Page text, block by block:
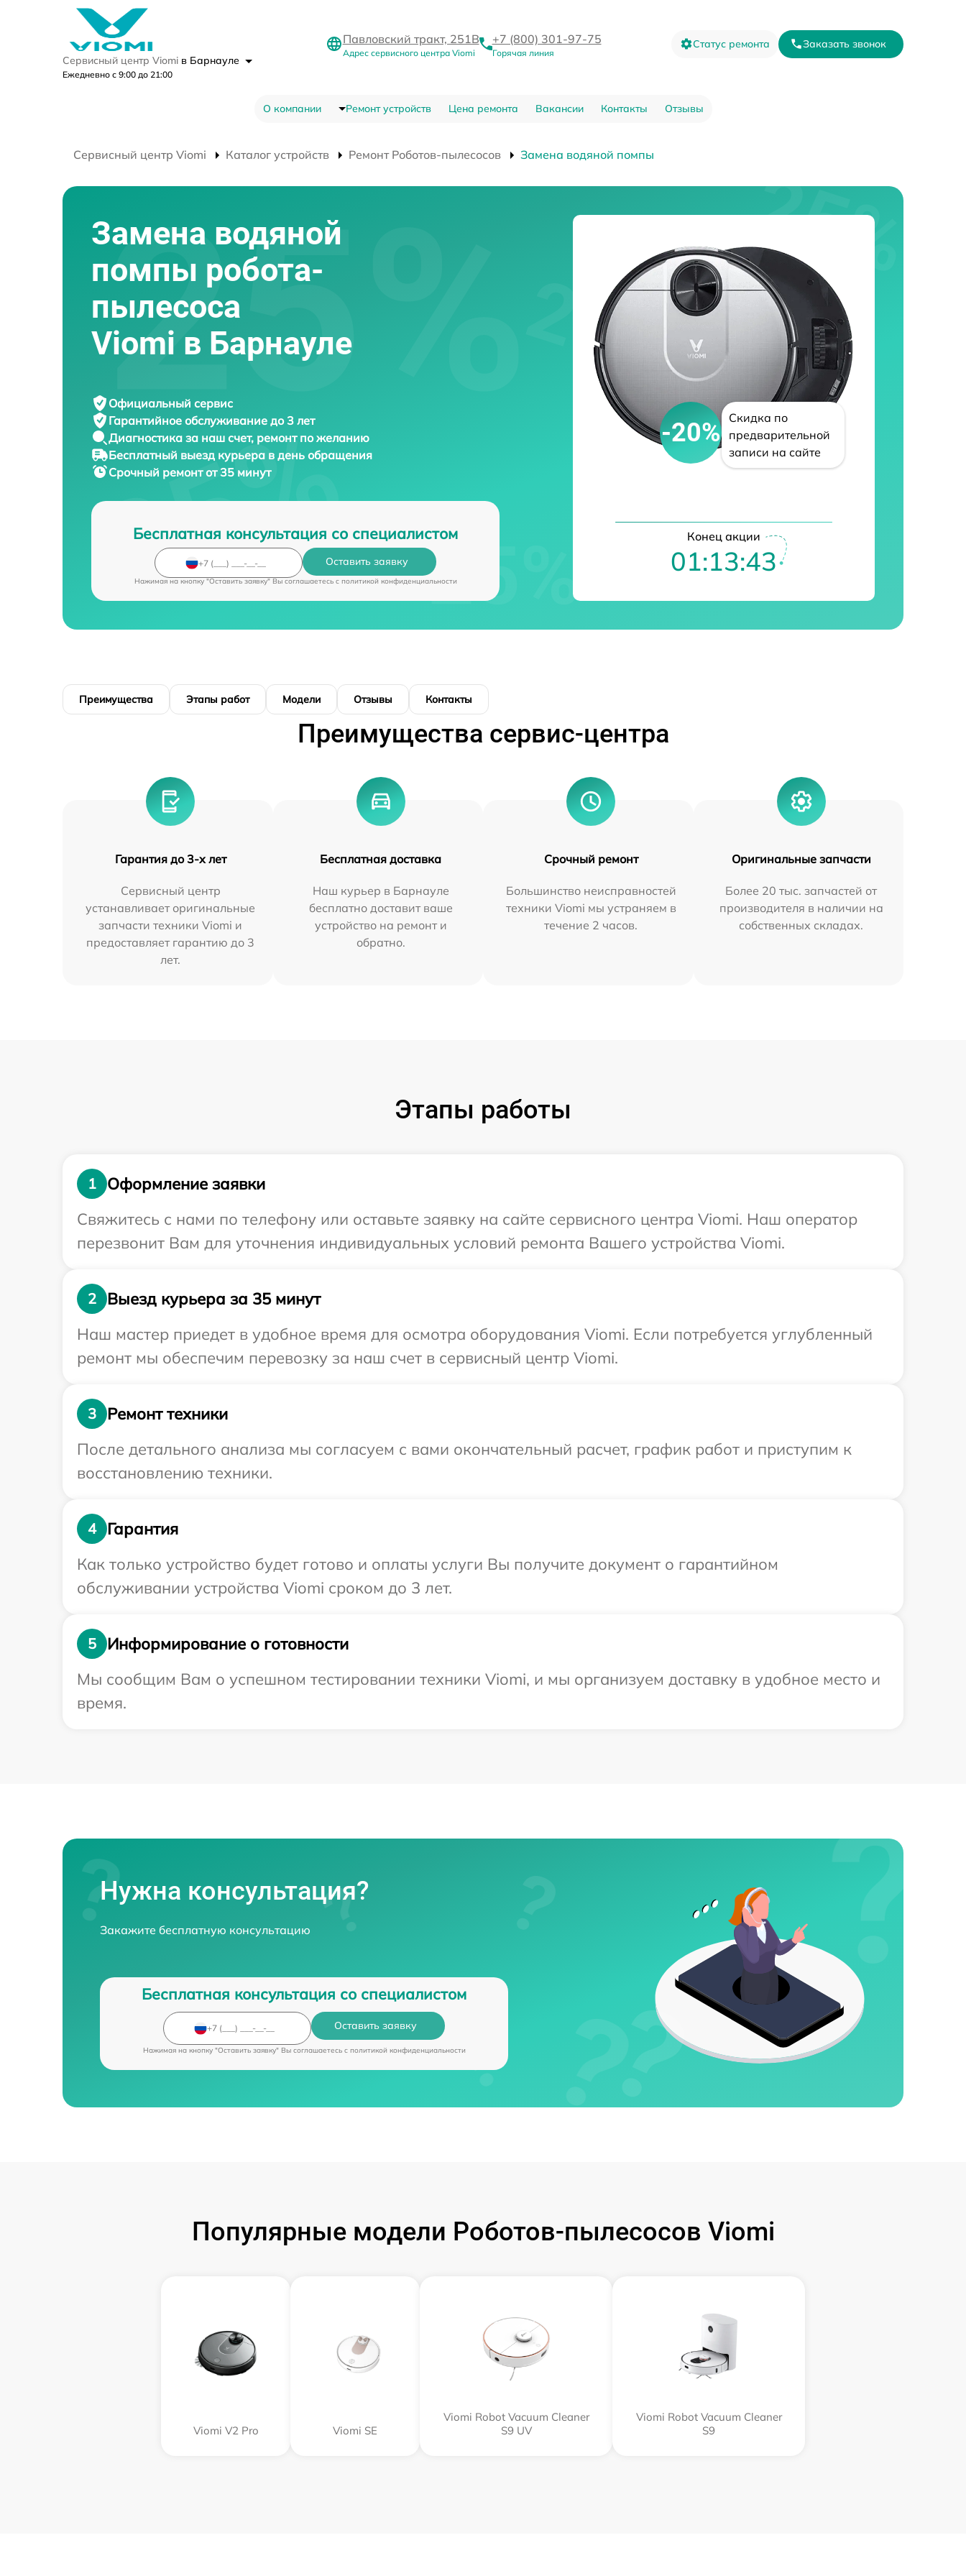
Сервисный центр Viomi в Барнауле
Ежедневно с 9:00 до 21:00
Павловский тракт, 251В
Адрес сервисного центра Viomi
+7 (800) 301-97-75
Горячая линия
Статус ремонта Заказать звонок
О компании Ремонт устройств Цена ремонта Вакансии Контакты Отзывы
Сервисный центр Viomi Каталог устройств Ремонт Роботов-пылесосов Замена водяной помпы
Замена водяной
помпы робота-
пылесоса
Viomi в Барнауле
Официальный сервис
Гарантийное обслуживание до 3 лет
Диагностика за наш счет, ремонт по желанию
Бесплатный выезд курьера в день обращения
Срочный ремонтот 35 минут
Бесплатная консультация со специалистом
Оставить заявку
Нажимая на кнопку "Оставить заявку" Вы соглашаетесь c политикой конфиденциальности
-20%
Скидка по
предварительной
записи на сайте
Конец акции
01:13:42
Преимущества Этапы работ Модели Отзывы Контакты
Преимущества сервис-центра
Гарантия до 3-х лет
Сервисный центр
устанавливает оригинальные
запчасти техники Viomi и
предоставляет гарантию до 3
лет.
Бесплатная доставка
Наш курьер в Барнауле
бесплатно доставит ваше
устройство на ремонт и
обратно.
Срочный ремонт
Большинство неисправностей
техники Viomi мы устраняем в
течение 2 часов.
Оригинальные запчасти
Более 20 тыс. запчастей от
производителя в наличии на
собственных складах.
Этапы работы
1
Оформление заявки
Свяжитесь с нами по телефону или оставьте заявку на сайте сервисного центра Viomi. Наш оператор
перезвонит Вам для уточнения индивидуальных условий ремонта Вашего устройства Viomi.
2
Выезд курьера за 35 минут
Наш мастер приедет в удобное время для осмотра оборудования Viomi. Если потребуется углубленный
ремонт мы обеспечим перевозку за наш счет в сервисный центр Viomi.
3
Ремонт техники
После детального анализа мы согласуем с вами окончательный расчет, график работ и приступим к
восстановлению техники.
4
Гарантия
Как только устройство будет готово и оплаты услуги Вы получите документ о гарантийном
обслуживании устройства Viomi сроком до 3 лет.
5
Информирование о готовности
Мы сообщим Вам о успешном тестировании техники Viomi, и мы организуем доставку в удобное место и
время.
Нужна консультация?
Закажите бесплатную консультацию
Бесплатная консультация со специалистом
Оставить заявку
Нажимая на кнопку "Оставить заявку" Вы соглашаетесь c политикой конфиденциальности
Популярные модели Роботов-пылесосов Viomi
Viomi V2 Pro Viomi SE
Viomi Robot Vacuum Cleaner
S9 UV
Viomi Robot Vacuum Cleaner
S9